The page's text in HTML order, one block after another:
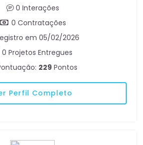
0 Interações
0 Contratações
em 05/02/2026
0 Projetos Entregues
229 Pontos
Perfil Completo